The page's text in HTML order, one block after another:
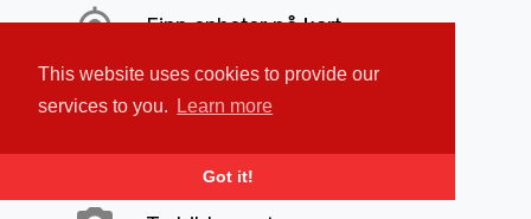
This website uses cookies to provide our
services to you.
Learn more
Got it!
Finn enheter på kart
Start alarm
Lås enhet og slett data